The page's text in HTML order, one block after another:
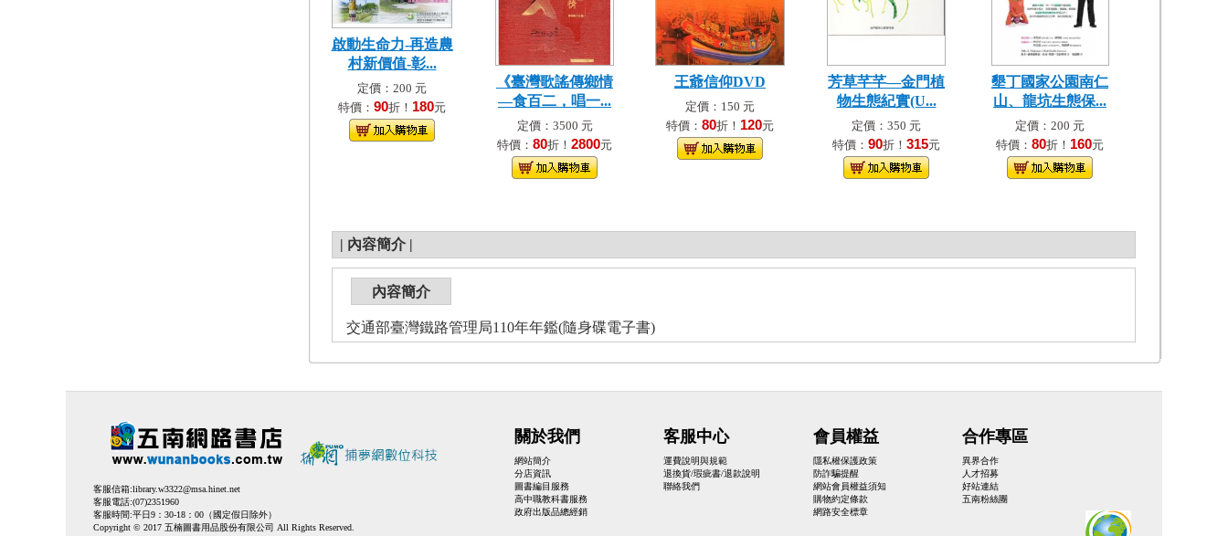
啟動生命力-再造農
村新價值-彰...
定價：200 元
特價： 90折！ 180元
《臺灣歌謠傳鄉情
—食百二，唱一...
定價：3500 元
特價： 80折！ 2800元
王爺信仰DVD
定價：150 元
特價： 80折！ 120元
芳草芊芊—金門植
物生態紀實(U...
定價：350 元
特價： 90折！ 315元
墾丁國家公園南仁
山、龍坑生態保...
定價：200 元
特價： 80折！ 160元
| 內容簡介 |
內容簡介
交通部臺灣鐵路管理局110年年鑑(隨身碟電子書)
客服信箱:library.w3322@msa.hinet.net
客服電話:(07)2351960
客服時間:平日9：30-18：00（國定假日除外）
Copyright © 2017 五楠圖書用品股份有限公司 All Rights Reserved.
關於我們
網站簡介
分店資訊
圖書編目服務
高中職教科書服務
政府出版品總經銷
客服中心
運費說明與規範
退換貨/瑕疵書/退款說明
聯絡我們
會員權益
隱私權保護政策
防詐騙提醒
網站會員權益須知
購物約定條款
網路安全標章
合作專區
異界合作
人才招募
好站連結
五南粉絲團